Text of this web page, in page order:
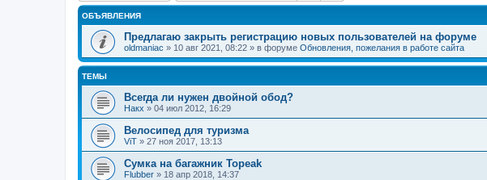
ОБЪЯВЛЕНИЯ
Предлагаю закрыть регистрацию новых пользователей на форуме
oldmaniac » 10 авг 2021, 08:22 » в форуме Обновления, пожелания в работе сайта
ТЕМЫ
Всегда ли нужен двойной обод?
Накх » 04 июл 2012, 16:29
Велосипед для туризма
ViT » 27 ноя 2017, 13:13
Сумка на багажник Topeak
Flubber » 18 апр 2018, 14:37